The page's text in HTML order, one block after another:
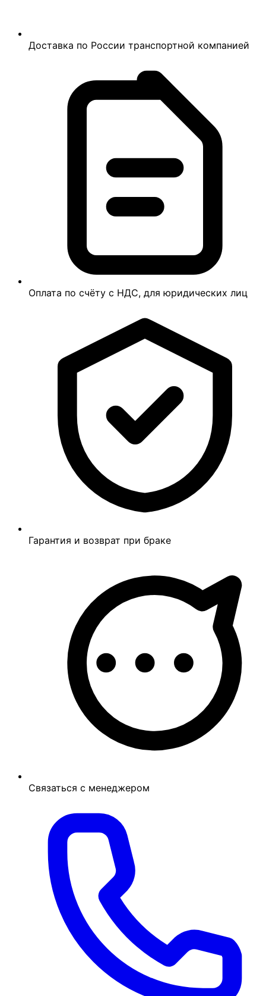
Доставка по России транспортной компанией
Оплата по счёту с НДС, для юридических лиц
Гарантия и возврат при браке
Связаться с менеджером